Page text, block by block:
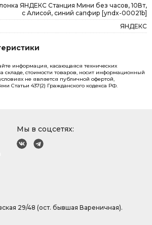
ЯНДЕКС Станция Мини без часов, 10Вт,
с Алисой, синий сапфир [yndx-00021b]
ЯНДЕКС
информация, касающаяся технических
складе, стоимости товаров, носит информационный
не является публичной офертой,
Статьи 437(2) Гражданского кодекса РФ.
Мы в соцсетях:
29/48 (ост. бывшая Вареничная).